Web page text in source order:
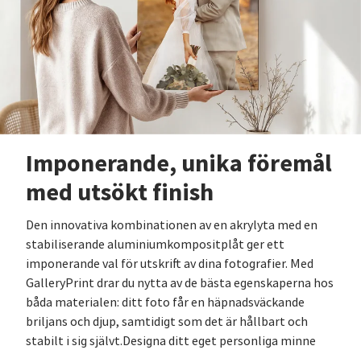
Imponerande, unika föremål
med utsökt finish
Den innovativa kombinationen av en akrylyta med en
stabiliserande aluminiumkompositplåt ger ett
imponerande val för utskrift av dina fotografier. Med
GalleryPrint drar du nytta av de bästa egenskaperna hos
båda materialen: ditt foto får en häpnadsväckande
briljans och djup, samtidigt som det är hållbart och
stabilt i sig självt.Designa ditt eget personliga minne